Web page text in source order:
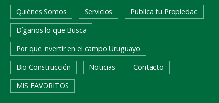
Quiénes Somos Servicios
Publica tu Propiedad
Díganos lo que Busca
Por que invertir en el campo Uruguayo
Bio Construcción
Noticias
Contacto
MIS FAVORITOS